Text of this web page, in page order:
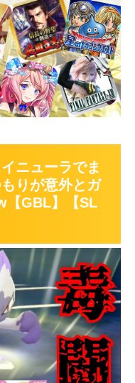
ニューラでま
りが意外とガ
【GBL】【SL